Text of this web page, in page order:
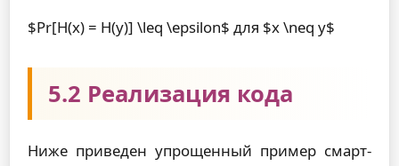
$Pr[H(x) = H(y)] \leq \epsilon$ для $x \neq y$
5.2 Реализация кода
Ниже приведен упрощенный пример смарт-